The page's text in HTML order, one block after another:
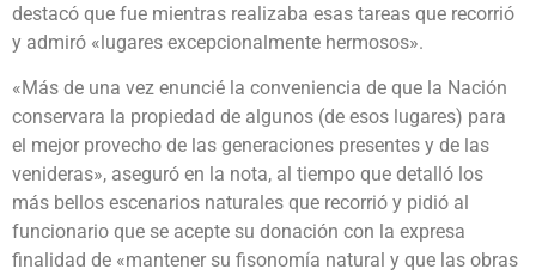
destacó que fue mientras realizaba esas tareas que recorrió
y admiró «lugares excepcionalmente hermosos».
«Más de una vez enuncié la conveniencia de que la Nación
conservara la propiedad de algunos (de esos lugares) para
el mejor provecho de las generaciones presentes y de las
venideras», aseguró en la nota, al tiempo que detalló los
más bellos escenarios naturales que recorrió y pidió al
funcionario que se acepte su donación con la expresa
finalidad de «mantener su fisonomía natural y que las obras